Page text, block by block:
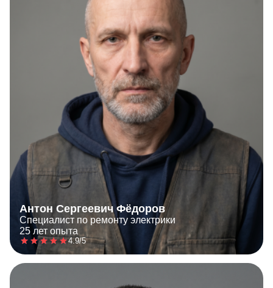
Антон Сергеевич Фёдоров
Специалист по ремонту электрики
25 лет опыта
4.9/5